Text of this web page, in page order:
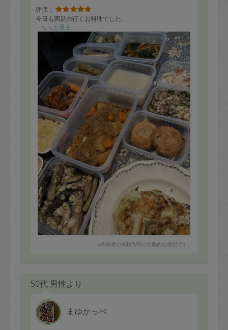
評価：
今日も満足の行くお料理でした。
もっと見る
※依頼者の依頼当時の主観的な感想です。
50代 男性より
まゆかっぺ